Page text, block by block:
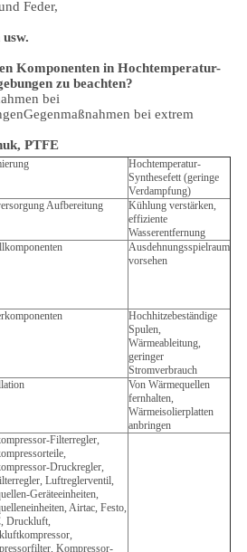
Feder,
Komponenten in Hochtemperatur-
zu beachten?
bei
Gegenmaßnahmen bei extrem
PTFE
Hochtemperatur-
Synthesefett (geringe
Verdampfung)
Aufbereitung
Kühlung verstärken,
effiziente
Wasserentfernung
Ausdehnungsspielraum
vorsehen
Hochhitzebeständige
Spulen,
Wärmeableitung,
geringer
Stromverbrauch
Von Wärmequellen
fernhalten,
Wärmeisolierplatten
anbringen
Filterregler,
Druckregler,
Luftreglerventil,
Geräteeinheiten,
Airtac, Festo,
Druckluft,
Kompressor-